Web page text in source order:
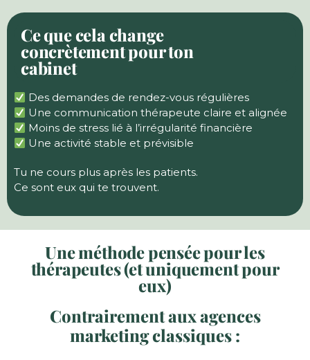
Ce que cela change
concrètement pour ton
cabinet
Des demandes de rendez-vous régulières
Une communication thérapeute claire et alignée
Moins de stress lié à l’irrégularité financière
Une activité stable et prévisible
Tu ne cours plus après les patients.
Ce sont eux qui te trouvent.
Une méthode pensée pour les
thérapeutes (et uniquement pour
eux)
Contrairement aux agences
marketing classiques :